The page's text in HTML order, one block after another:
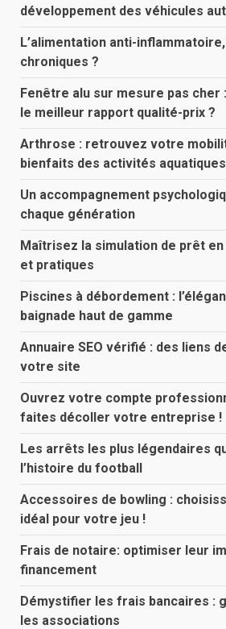
développement des véhicules
L’alimentation anti-
chroniques ?
Fenêtre alu sur mesure pas cher
le meilleur rapport qualité-prix ?
Arthrose : retrouvez votre
bienfaits des activités aquatiques
Un accompagnement
chaque génération
Maîtrisez la simulation de prêt
et pratiques
Piscines à débordement :
baignade haut de gamme
Annuaire SEO vérifié : des liens
votre site
Ouvrez votre compte
faites décoller votre entreprise !
Les arrêts les plus légendaires
l’histoire du football
Accessoires de bowling :
idéal pour votre jeu !
Frais de notaire: optimiser leur
financement
Démystifier les frais bancaires :
les associations